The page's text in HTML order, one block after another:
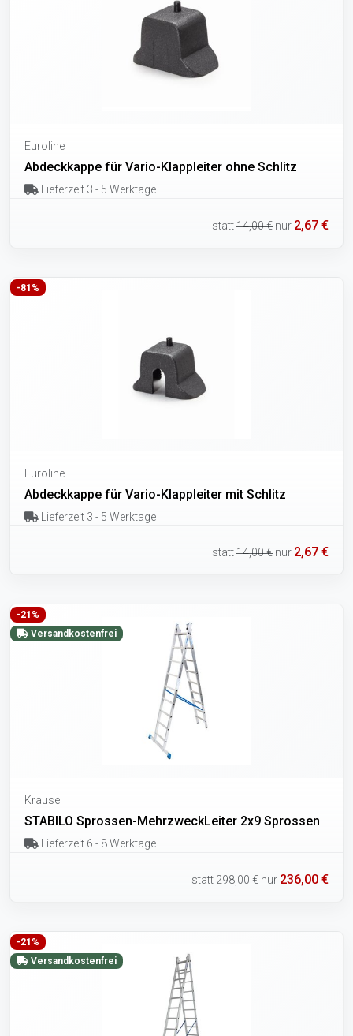
Euroline
Abdeckkappe für Vario-Klappleiter ohne Schlitz
Lieferzeit 3 - 5 Werktage
statt14,00 € nur 2,67 €
-81%
Euroline
Abdeckkappe für Vario-Klappleiter mit Schlitz
Lieferzeit 3 - 5 Werktage
statt14,00 € nur 2,67 €
-21%
Versandkostenfrei
Krause
STABILO Sprossen-MehrzweckLeiter 2x9 Sprossen
Lieferzeit 6 - 8 Werktage
statt298,00 € nur 236,00 €
-21%
Versandkostenfrei